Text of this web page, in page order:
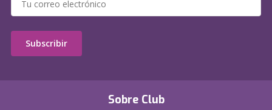
Sobre Club
Subscribir